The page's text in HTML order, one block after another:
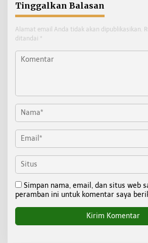
Tinggalkan Balasan
Alamat email Anda tidak akan dipublikasikan.
ditandai *
Simpan nama, email, dan situs web
peramban ini untuk komentar saya